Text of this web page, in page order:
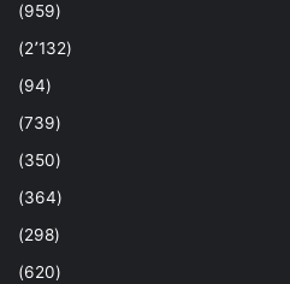
(959)
(2٬132)
(94)
(739)
(350)
(364)
(298)
(620)